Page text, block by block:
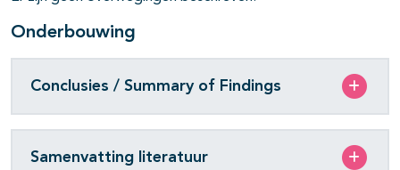
Onderbouwing
Conclusies / Summary of Findings
Samenvatting literatuur